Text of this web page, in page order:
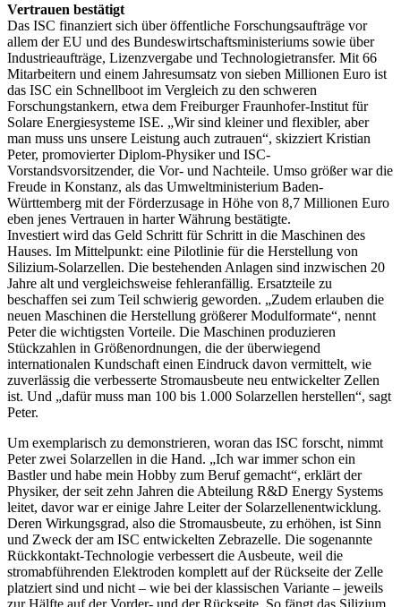
Vertrauen bestätigt
Das ISC finanziert sich über öffentliche Forschungsaufträge vor
allem der EU und des Bundeswirtschaftsministeriums sowie über
Industrieaufträge, Lizenzvergabe und Technologietransfer. Mit 66
Mitarbeitern und einem Jahresumsatz von sieben Millionen Euro ist
das ISC ein Schnellboot im Vergleich zu den schweren
Forschungstankern, etwa dem Freiburger Fraunhofer-Institut für
Solare Energiesysteme ISE. „Wir sind kleiner und flexibler, aber
man muss uns unsere Leistung auch zutrauen“, skizziert Kristian
Peter, promovierter Diplom-Physiker und ISC-
Vorstandsvorsitzender, die Vor- und Nachteile. Umso größer war die
Freude in Konstanz, als das Umweltministerium Baden-
Württemberg mit der Förderzusage in Höhe von 8,7 Millionen Euro
eben jenes Vertrauen in harter Währung bestätigte.
Investiert wird das Geld Schritt für Schritt in die Maschinen des
Hauses. Im Mittelpunkt: eine Pilotlinie für die Herstellung von
Silizium-Solarzellen. Die bestehenden Anlagen sind inzwischen 20
Jahre alt und vergleichsweise fehleranfällig. Ersatzteile zu
beschaffen sei zum Teil schwierig geworden. „Zudem erlauben die
neuen Maschinen die Herstellung größerer Modulformate“, nennt
Peter die wichtigsten Vorteile. Die Maschinen produzieren
Stückzahlen in Größenordnungen, die der überwiegend
internationalen Kundschaft einen Eindruck davon vermittelt, wie
zuverlässig die verbesserte Stromausbeute neu entwickelter Zellen
ist. Und „dafür muss man 100 bis 1.000 Solarzellen herstellen“, sagt
Peter.
Um exemplarisch zu demonstrieren, woran das ISC forscht, nimmt
Peter zwei Solarzellen in die Hand. „Ich war immer schon ein
Bastler und habe mein Hobby zum Beruf gemacht“, erklärt der
Physiker, der seit zehn Jahren die Abteilung R&D Energy Systems
leitet, davor war er einige Jahre Leiter der Solarzellenentwicklung.
Deren Wirkungsgrad, also die Stromausbeute, zu erhöhen, ist Sinn
und Zweck der am ISC entwickelten Zebrazelle. Die sogenannte
Rückkontakt-Technologie verbessert die Ausbeute, weil die
stromabführenden Elektroden komplett auf der Rückseite der Zelle
platziert sind und nicht – wie bei der klassischen Variante – jeweils
zur Hälfte auf der Vorder- und der Rückseite. So fängt das Silizium